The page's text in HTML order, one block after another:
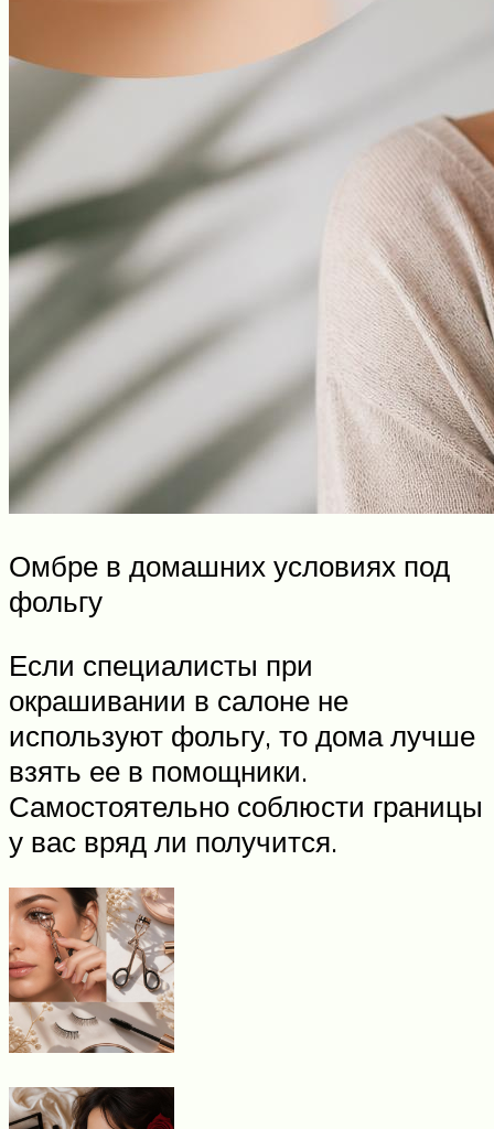
Омбре в домашних условиях под
фольгу
Если специалисты при
окрашивании в салоне не
используют фольгу, то дома лучше
взять ее в помощники.
Самостоятельно соблюсти границы
у вас вряд ли получится.